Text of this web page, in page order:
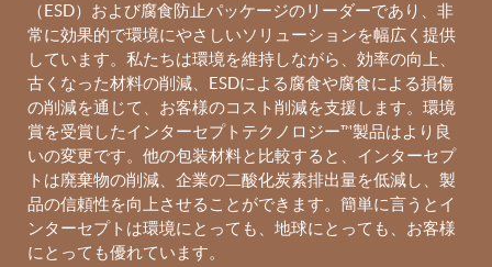
（ESD）および腐食防止パッケージのリーダーであり、非
常に効果的で環境にやさしいソリューションを幅広く提供
しています。私たちは環境を維持しながら、効率の向上、
古くなった材料の削減、ESDによる腐食や腐食による損傷
の削減を通じて、お客様のコスト削減を支援します。環境
賞を受賞したインターセプトテクノロジー™製品はより良
いの変更です。他の包装材料と比較すると、インターセプ
トは廃棄物の削減、企業の二酸化炭素排出量を低減し、製
品の信頼性を向上させることができます。簡単に言うとイ
ンターセプトは環境にとっても、地球にとっても、お客様
にとっても優れています。